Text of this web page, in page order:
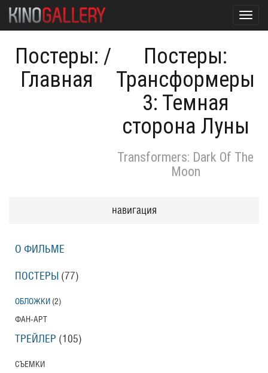
Постеры:
Главная
/
Постеры:
Трансформеры
3: Темная
сторона Луны
Transformers: Dark Of The
Moon
навигация
О ФИЛЬМЕ
ПОСТЕРЫ (77)
ОБЛОЖКИ (2)
ФАН-АРТ
ТРЕЙЛЕР (105)
СЪЕМКИ